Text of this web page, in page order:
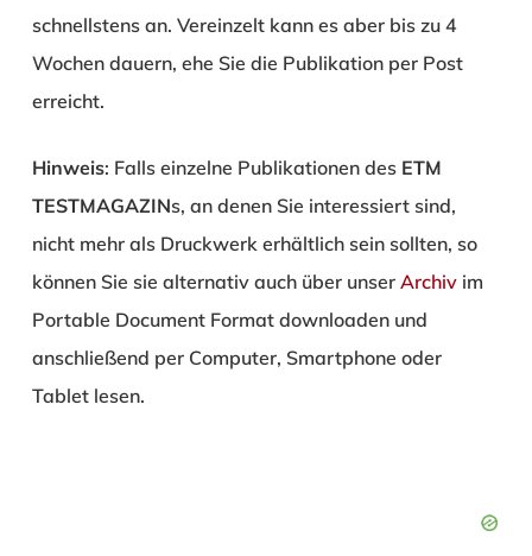
schnellstens an. Vereinzelt kann es aber bis zu 4
Wochen dauern, ehe Sie die Publikation per Post
erreicht.
Hinweis: Falls einzelne Publikationen des ETM
TESTMAGAZINs, an denen Sie interessiert sind,
nicht mehr als Druckwerk erhältlich sein sollten, so
können Sie sie alternativ auch über unser Archivim
Portable Document Format downloaden und
anschließend per Computer, Smartphone oder
Tablet lesen.